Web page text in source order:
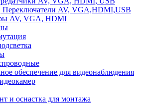
Переключатели AV, VGA,HDMI,USB
AV, VGA, HDMI
обеспечение для видеонаблюдения
и оснастка для монтажа